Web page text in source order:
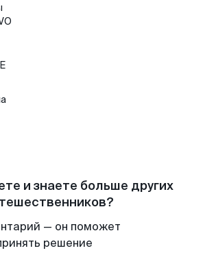
и знаете больше других
— он поможет
решение